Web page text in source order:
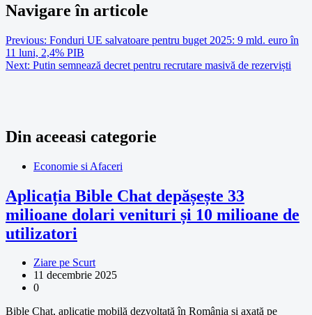
Navigare în articole
Previous: Fonduri UE salvatoare pentru buget 2025: 9 mld. euro în
11 luni, 2,4% PIB
Next: Putin semnează decret pentru recrutare masivă de rezerviști
Din aceeasi categorie
Economie si Afaceri
Aplicația Bible Chat depășește 33
milioane dolari venituri și 10 milioane de
utilizatori
Ziare pe Scurt
11 decembrie 2025
0
Bible Chat, aplicație mobilă dezvoltată în România și axată pe